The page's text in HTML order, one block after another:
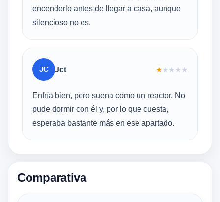
encenderlo antes de llegar a casa, aunque
silencioso no es.
JC Jct ★★★★★
Enfría bien, pero suena como un reactor. No
pude dormir con él y, por lo que cuesta,
esperaba bastante más en ese apartado.
Comparativa